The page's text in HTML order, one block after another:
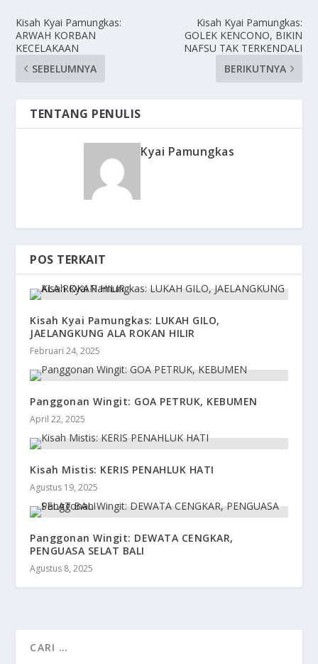
Kisah Kyai Pamungkas:
ARWAH KORBAN
KECELAKAAN
SEBELUMNYA
Kisah Kyai Pamungkas:
GOLEK KENCONO, BIKIN
NAFSU TAK TERKENDALI
BERIKUTNYA
TENTANG PENULIS
Kyai Pamungkas
POS TERKAIT
Kisah Kyai Pamungkas: LUKAH GILO,
JAELANGKUNG ALA ROKAN HILIR
Februari 24, 2025
Panggonan Wingit: GOA PETRUK, KEBUMEN
April 22, 2025
Kisah Mistis: KERIS PENAHLUK HATI
Agustus 19, 2025
Panggonan Wingit: DEWATA CENGKAR,
PENGUASA SELAT BALI
Agustus 8, 2025